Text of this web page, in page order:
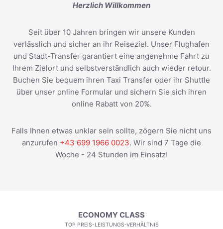
Herzlich Willkommen
Seit über 10 Jahren bringen wir unsere Kunden
verlässlich und sicher an ihr Reiseziel. Unser Flughafen
und Stadt-Transfer garantiert eine angenehme Fahrt zu
Ihrem Zielort und selbstverständlich auch wieder retour.
Buchen Sie bequem ihren Taxi Transfer oder ihr Shuttle
über unser online Formular und sichern Sie sich ihren
online Rabatt von 20%.
Falls Ihnen etwas unklar sein sollte, zögern Sie nicht uns
anzurufen +43 699 1966 0023. Wir sind 7 Tage die
Woche - 24 Stunden im Einsatz!
ECONOMY CLASS
TOP PREIS-LEISTUNGS-VERHÄLTNIS